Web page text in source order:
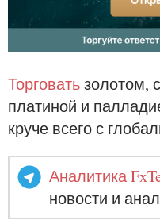
Торговатьзолотом,
платиной и
круче всего с
Аналитика
новости и